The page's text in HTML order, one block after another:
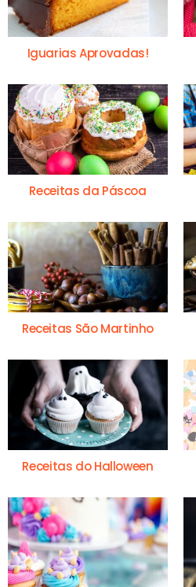
Iguarias Aprovadas!
Receitas da Páscoa
Receitas São Martinho
Receitas do Halloween